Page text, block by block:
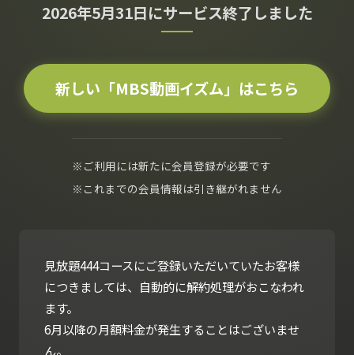
2026年5月31日にサービス終了しました
新しい「MBS動画イズム」はこちら
※ご利用には新たに会員登録が必要です
※これまでの会員情報は引き継がれません
見放題444コースにご登録いただいていたお客様
につきましては、自動的に解約処理がおこなわれ
ます。
6月以降の月額料金が発生することはございませ
ん。